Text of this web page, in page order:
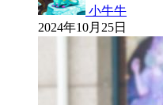
小牛牛
2024年10月25日